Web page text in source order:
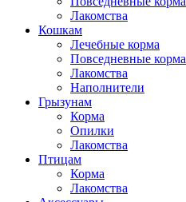
Лакомства
Кошкам
Лечебные корма
Повседневные корма
Лакомства
Наполнители
Грызунам
Корма
Опилки
Лакомства
Птицам
Корма
Лакомства